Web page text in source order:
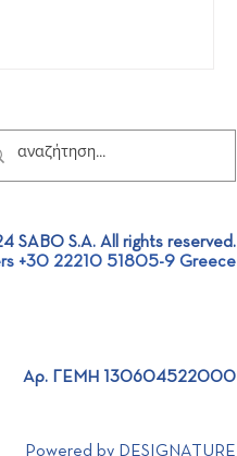
SABO S.A. All rights reserved.
+30 22210 51805-9 Greece
Αρ. ΓΕΜΗ 130604522000
Powered by DESIGNATURE